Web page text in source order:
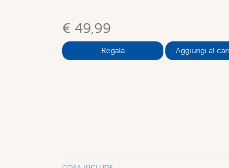
€ 49,99
Aggiungi al